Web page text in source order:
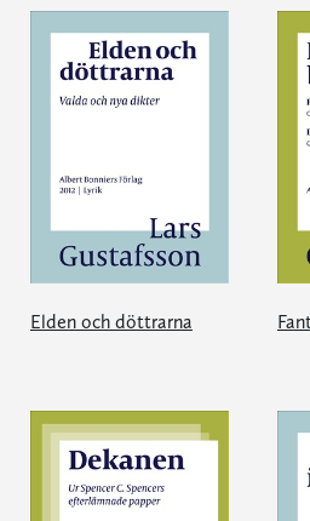
Elden och döttrarna